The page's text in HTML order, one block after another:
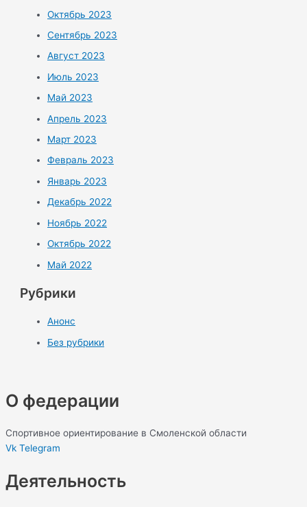
Октябрь 2023
Сентябрь 2023
Август 2023
Июль 2023
Май 2023
Апрель 2023
Март 2023
Февраль 2023
Январь 2023
Декабрь 2022
Ноябрь 2022
Октябрь 2022
Май 2022
Рубрики
Анонс
Без рубрики
О федерации
Спортивное ориентирование в Смоленской области
Vk Telegram
Деятельность